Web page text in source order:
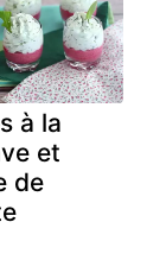
à la
et
de